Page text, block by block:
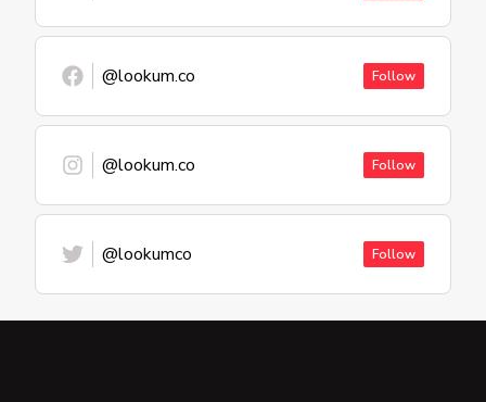
@lookum.co Follow
@lookum.co Follow
@lookumco Follow